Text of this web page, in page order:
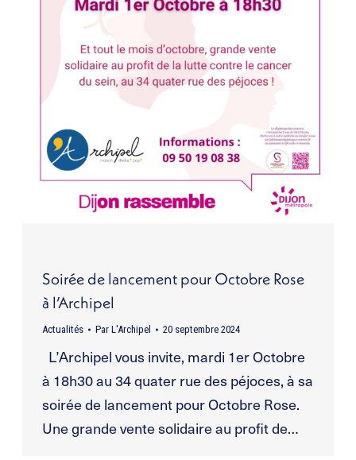
Soirée de lancement pour Octobre Rose
à l’Archipel
Actualités Par L'Archipel 20 septembre 2024
L’Archipel vous invite, mardi 1er Octobre
à 18h30 au 34 quater rue des péjoces, à sa
soirée de lancement pour Octobre Rose.
Une grande vente solidaire au profit de…